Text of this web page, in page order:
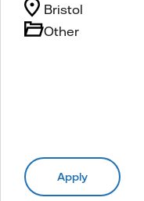
Other
Bristol
Apply